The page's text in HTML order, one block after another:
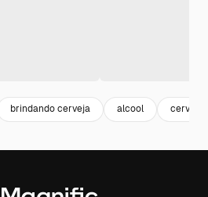
brindando cerveja alcool cerveja